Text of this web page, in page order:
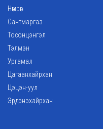
Нөмрөг
Сантмаргаз
Тосонцэнгэл
Тэлмэн
Ургамал
Цагаанхайрхан
Цэцэн-уул
Эрдэнэхайрхан